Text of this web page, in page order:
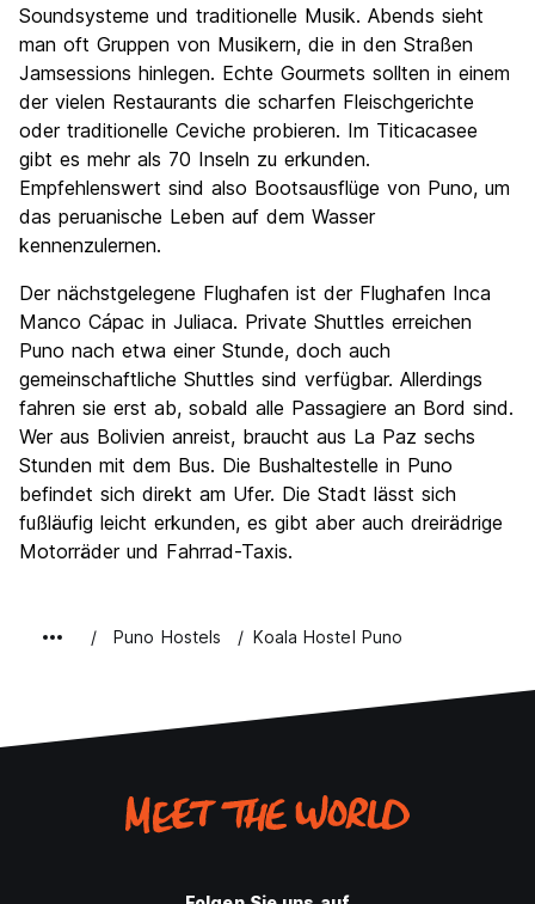
Soundsysteme und traditionelle Musik. Abends sieht
man oft Gruppen von Musikern, die in den Straßen
Jamsessions hinlegen. Echte Gourmets sollten in einem
der vielen Restaurants die scharfen Fleischgerichte
oder traditionelle Ceviche probieren. Im Titicacasee
gibt es mehr als 70 Inseln zu erkunden.
Empfehlenswert sind also Bootsausflüge von Puno, um
das peruanische Leben auf dem Wasser
kennenzulernen.
Der nächstgelegene Flughafen ist der Flughafen Inca
Manco Cápac in Juliaca. Private Shuttles erreichen
Puno nach etwa einer Stunde, doch auch
gemeinschaftliche Shuttles sind verfügbar. Allerdings
fahren sie erst ab, sobald alle Passagiere an Bord sind.
Wer aus Bolivien anreist, braucht aus La Paz sechs
Stunden mit dem Bus. Die Bushaltestelle in Puno
befindet sich direkt am Ufer. Die Stadt lässt sich
fußläufig leicht erkunden, es gibt aber auch dreirädrige
Motorräder und Fahrrad-Taxis.
Puno Hostels Koala Hostel Puno